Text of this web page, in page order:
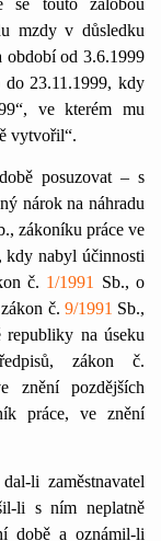
se touto žalobou
mzdy v důsledku
období od 3.6.1999
do 23.11.1999, kdy
ve kterém mu
vytvořil“.
posuzovat – s
nárok na náhradu
zákoníku práce ve
kdy nabyl účinnosti
č. 1/1991
Sb., o
č. 9/1991 Sb.,
republiky na úseku
zákon č.
znění pozdějších
práce, ve znění
li zaměstnavatel
li s ním neplatně
době a oznámil-li